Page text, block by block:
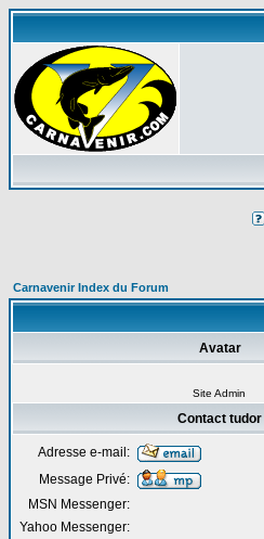
Carnavenir Index du Forum
Avatar
Site Admin
Contact tudor
Adresse e-mail:
Message Privé:
MSN Messenger:
Yahoo Messenger: